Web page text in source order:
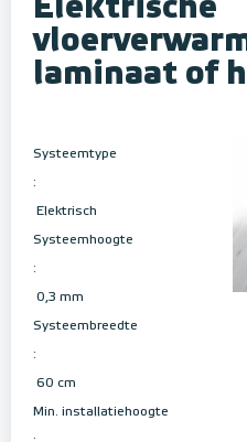
Elektrische
laminaat of
Systeemtype
:
Elektrisch
Systeemhoogte
:
0,3 mm
Systeembreedte
:
60 cm
Min. installatiehoogte